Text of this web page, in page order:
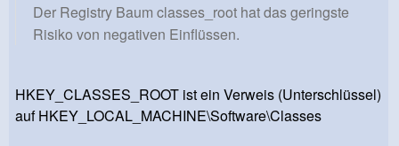
Der Registry Baum classes_root hat das geringste
Risiko von negativen Einflüssen.
HKEY_CLASSES_ROOT ist ein Verweis (Unterschlüssel)
auf HKEY_LOCAL_MACHINE\Software\Classes